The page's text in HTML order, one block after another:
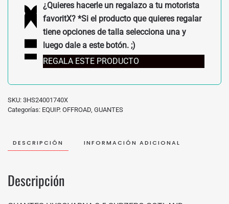
¿Quieres hacerle un regalazo a tu motorista
favoritX? *Si el producto que quieres regalar
tiene opciones de talla selecciona una y
luego dale a este botón. ;)
REGALA ESTE PRODUCTO
SKU: 3HS24001740X
Categorías: EQUIP. OFFROAD, GUANTES
DESCRIPCIÓN INFORMACIÓN ADICIONAL
Descripción